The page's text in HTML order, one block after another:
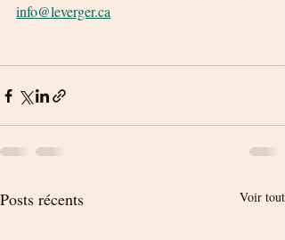
info@leverger.ca
Posts récents Voir tout